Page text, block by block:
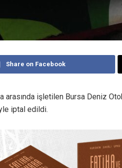
Share on Facebook
arasında işletilen Bursa Deniz
iptal edildi.